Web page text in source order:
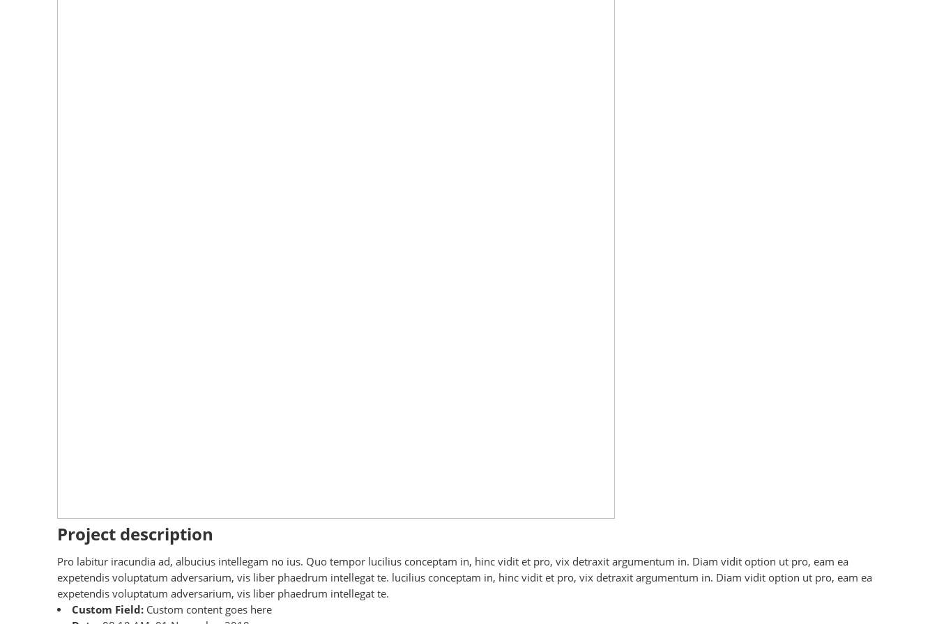
Project description
Pro labitur iracundia ad, albucius intellegam no ius. Quo tempor lucilius conceptam in, hinc vidit et pro, vix detraxit argumentum in. Diam vidit option ut pro, eam ea
expetendis voluptatum adversarium, vis liber phaedrum intellegat te. lucilius conceptam in, hinc vidit et pro, vix detraxit argumentum in. Diam vidit option ut pro, eam ea
expetendis voluptatum adversarium, vis liber phaedrum intellegat te.
Custom Field:Custom content goes here